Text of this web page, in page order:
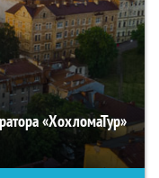
«ХохломаТур»